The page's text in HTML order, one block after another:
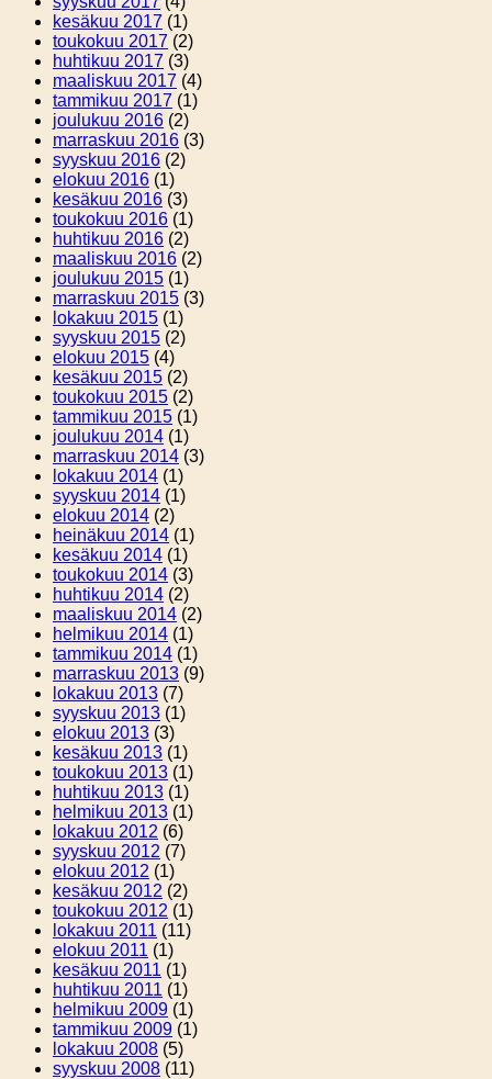
kesäkuu 2017 (1)
toukokuu 2017 (2)
huhtikuu 2017 (3)
maaliskuu 2017 (4)
tammikuu 2017 (1)
joulukuu 2016 (2)
marraskuu 2016 (3)
syyskuu 2016 (2)
elokuu 2016 (1)
kesäkuu 2016 (3)
toukokuu 2016 (1)
huhtikuu 2016 (2)
maaliskuu 2016 (2)
joulukuu 2015 (1)
marraskuu 2015 (3)
lokakuu 2015 (1)
syyskuu 2015 (2)
elokuu 2015 (4)
kesäkuu 2015 (2)
toukokuu 2015 (2)
tammikuu 2015 (1)
joulukuu 2014 (1)
marraskuu 2014 (3)
lokakuu 2014 (1)
syyskuu 2014 (1)
elokuu 2014 (2)
heinäkuu 2014 (1)
kesäkuu 2014 (1)
toukokuu 2014 (3)
huhtikuu 2014 (2)
maaliskuu 2014 (2)
helmikuu 2014 (1)
tammikuu 2014 (1)
marraskuu 2013 (9)
lokakuu 2013 (7)
syyskuu 2013 (1)
elokuu 2013 (3)
kesäkuu 2013 (1)
toukokuu 2013 (1)
huhtikuu 2013 (1)
helmikuu 2013 (1)
lokakuu 2012 (6)
syyskuu 2012 (7)
elokuu 2012 (1)
kesäkuu 2012 (2)
toukokuu 2012 (1)
lokakuu 2011 (11)
elokuu 2011 (1)
kesäkuu 2011 (1)
huhtikuu 2011 (1)
helmikuu 2009 (1)
tammikuu 2009 (1)
lokakuu 2008 (5)
syyskuu 2008 (11)